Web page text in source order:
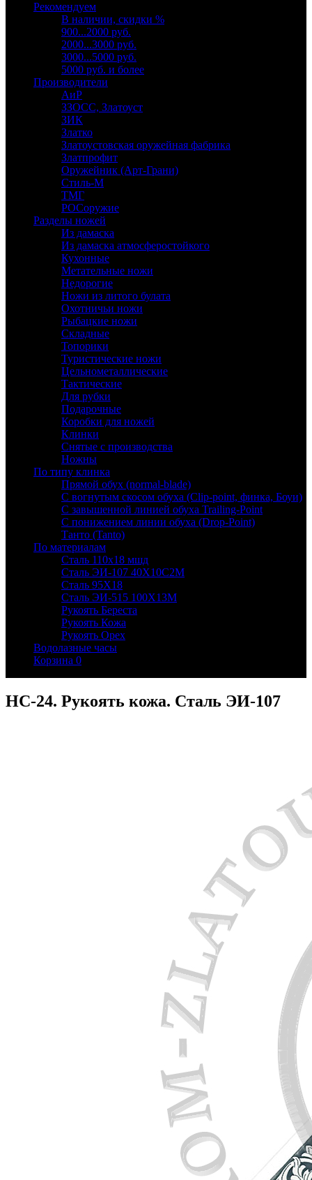
Рекомендуем
В наличии, скидки %
900...2000 руб.
2000...3000 руб.
3000...5000 руб.
5000 руб. и более
Производители
АиР
ЗЗОСС, Златоуст
ЗИК
Златко
Златоустовская оружейная фабрика
Златпрофит
Оружейник (Арт-Грани)
Стиль-М
ТМГ
РОСоружие
Разделы ножей
Из дамаска
Из дамаска атмосферостойкого
Кухонные
Метательные ножи
Недорогие
Ножи из литого булата
Охотничьи ножи
Рыбацкие ножи
Складные
Топорики
Туристические ножи
Цельнометаллические
Тактические
Для рубки
Подарочные
Коробки для ножей
Клинки
Снятые с производства
Ножны
По типу клинка
Прямой обух (normal-blade)
С вогнутым скосом обуха (Clip-point, финка, Боуи)
С завышенной линией обуха Trailing-Point
С понижением линии обуха (Drop-Point)
Танто (Tanto)
По материалам
Сталь 110х18 мшд
Сталь ЭИ-107 40Х10С2М
Сталь 95Х18
Сталь ЭИ-515 100Х13М
Рукоять Береста
Рукоять Кожа
Рукоять Орех
Водолазные часы
Корзина 0
НС-24. Рукоять кожа. Сталь ЭИ-107